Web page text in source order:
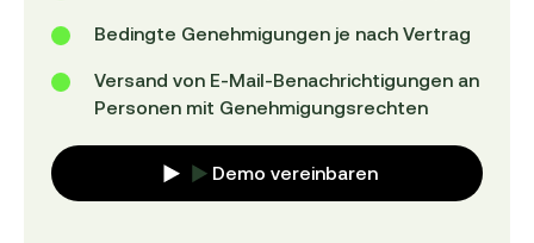
Bedingte Genehmigungen je nach Vertrag
Versand von E-Mail-Benachrichtigungen an
Personen mit Genehmigungsrechten
Demo vereinbaren